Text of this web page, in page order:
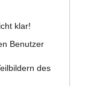
klar!
Benutzer
des